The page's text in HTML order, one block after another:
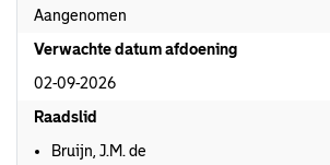
Aangenomen
Verwachte datum afdoening
02-09-2026
Raadslid
Bruijn, J.M. de